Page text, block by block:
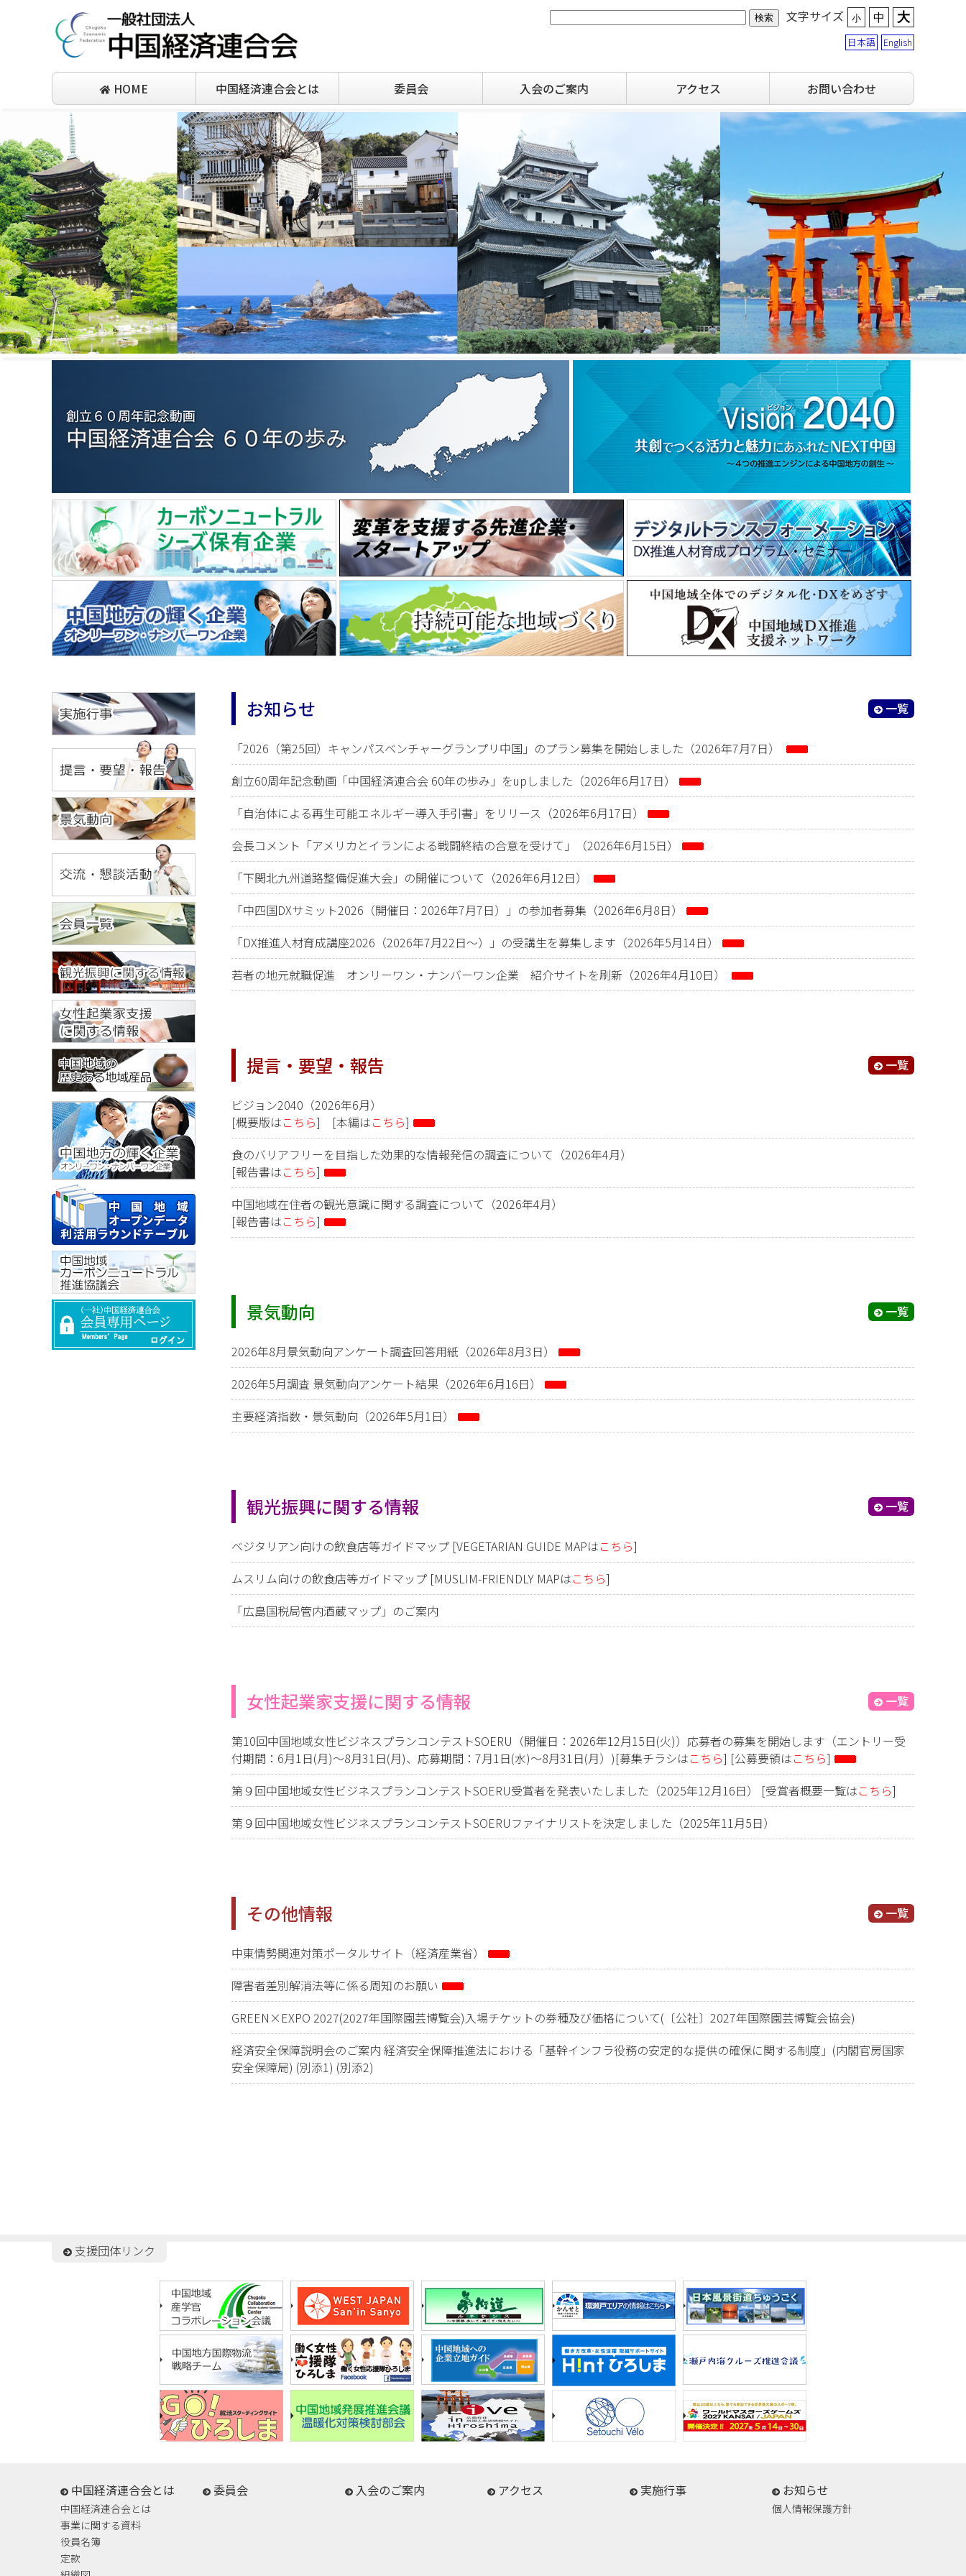
文字サイズ 小 中 大
日本語 English
HOME 中国経済連合会とは 委員会 入会のご案内 アクセス お問い合わせ
お知らせ 一覧
「2026（第25回）キャンパスベンチャーグランプリ中国」のプラン募集を開始しました（2026年7月7日）
創立60周年記念動画「中国経済連合会 60年の歩み」をupしました（2026年6月17日）
「自治体による再生可能エネルギー導入手引書」をリリース（2026年6月17日）
会長コメント「アメリカとイランによる戦闘終結の合意を受けて」（2026年6月15日）
「下関北九州道路整備促進大会」の開催について（2026年6月12日）
「中四国DXサミット2026（開催日：2026年7月7日）」の参加者募集（2026年6月8日）
「DX推進人材育成講座2026（2026年7月22日～）」の受講生を募集します（2026年5月14日）
若者の地元就職促進 オンリーワン・ナンバーワン企業 紹介サイトを刷新（2026年4月10日）
提言・要望・報告 一覧
ビジョン2040（2026年6月）
[概要版はこちら] [本編はこちら]
食のバリアフリーを目指した効果的な情報発信の調査について（2026年4月）
[報告書はこちら]
中国地域在住者の観光意識に関する調査について（2026年4月）
[報告書はこちら]
景気動向 一覧
2026年8月景気動向アンケート調査回答用紙（2026年8月3日）
2026年5月調査 景気動向アンケート結果（2026年6月16日）
主要経済指数・景気動向（2026年5月1日）
観光振興に関する情報 一覧
ベジタリアン向けの飲食店等ガイドマップ [VEGETARIAN GUIDE MAPはこちら]
ムスリム向けの飲食店等ガイドマップ [MUSLIM-FRIENDLY MAPはこちら]
「広島国税局管内酒蔵マップ」のご案内
女性起業家支援に関する情報 一覧
第10回中国地域女性ビジネスプランコンテストSOERU（開催日：2026年12月15日(火)）応募者の募集を開始します（エントリー受
付期間：6月1日(月)～8月31日(月)、応募期間：7月1日(水)～8月31日(月）)[募集チラシはこちら] [公募要領はこちら]
第９回中国地域女性ビジネスプランコンテストSOERU受賞者を発表いたしました（2025年12月16日）
[受賞者概要一覧はこちら]
第９回中国地域女性ビジネスプランコンテストSOERUファイナリストを決定しました（2025年11月5日）
その他情報 一覧
中東情勢関連対策ポータルサイト（経済産業省）
障害者差別解消法等に係る周知のお願い
GREEN×EXPO 2027(2027年国際園芸博覧会)入場チケットの券種及び価格について(〔公社〕2027年国際園芸博覧会協会)
経済安全保障説明会のご案内 経済安全保障推進法における「基幹インフラ役務の安定的な提供の確保に関する制度」(内閣官房国家
安全保障局) (別添1) (別添2)
支援団体リンク
中国経済連合会とは
中国経済連合会とは
事業に関する資料
役員名簿
定款
委員会 入会のご案内 アクセス 実施行事 お知らせ
個人情報保護方針